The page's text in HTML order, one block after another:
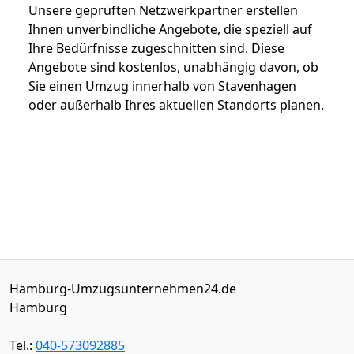
Unsere geprüften Netzwerkpartner erstellen
Ihnen unverbindliche Angebote, die speziell auf
Ihre Bedürfnisse zugeschnitten sind. Diese
Angebote sind kostenlos, unabhängig davon, ob
Sie einen Umzug innerhalb von Stavenhagen
oder außerhalb Ihres aktuellen Standorts planen.
Hamburg-Umzugsunternehmen24.de
Hamburg
Tel.: 040-573092885